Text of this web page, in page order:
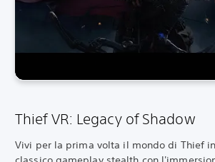
Thief VR: Legacy of Shadow
Vivi per la prima volta il mondo di Thief